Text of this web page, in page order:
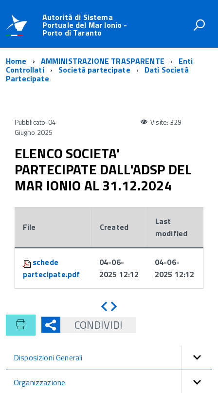
Autorità di Sistema
Portuale del Mar Ionio -
Porto di Taranto
Home AMMINISTRAZIONE TRASPARENTE Enti
Controllati Società partecipate Dati Società
Partecipate
Pubblicato: 04
Giugno 2025
Visite: 329
ELENCO SOCIETA'
PARTECIPATE DALL'ADSP DEL
MAR IONIO AL 31.12.2024
Attachments:
File Created
Last
modified
schede
partecipate.pdf
04-06-
2025 12:12
04-06-
2025 12:12
Indietro
CONDIVIDI
Disposizioni Generali
Organizzazione